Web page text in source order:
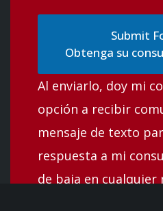
Obtenga su
Al enviarlo, doy mi
opción a recibir
mensaje de texto
respuesta a mi
de baja en cualquier